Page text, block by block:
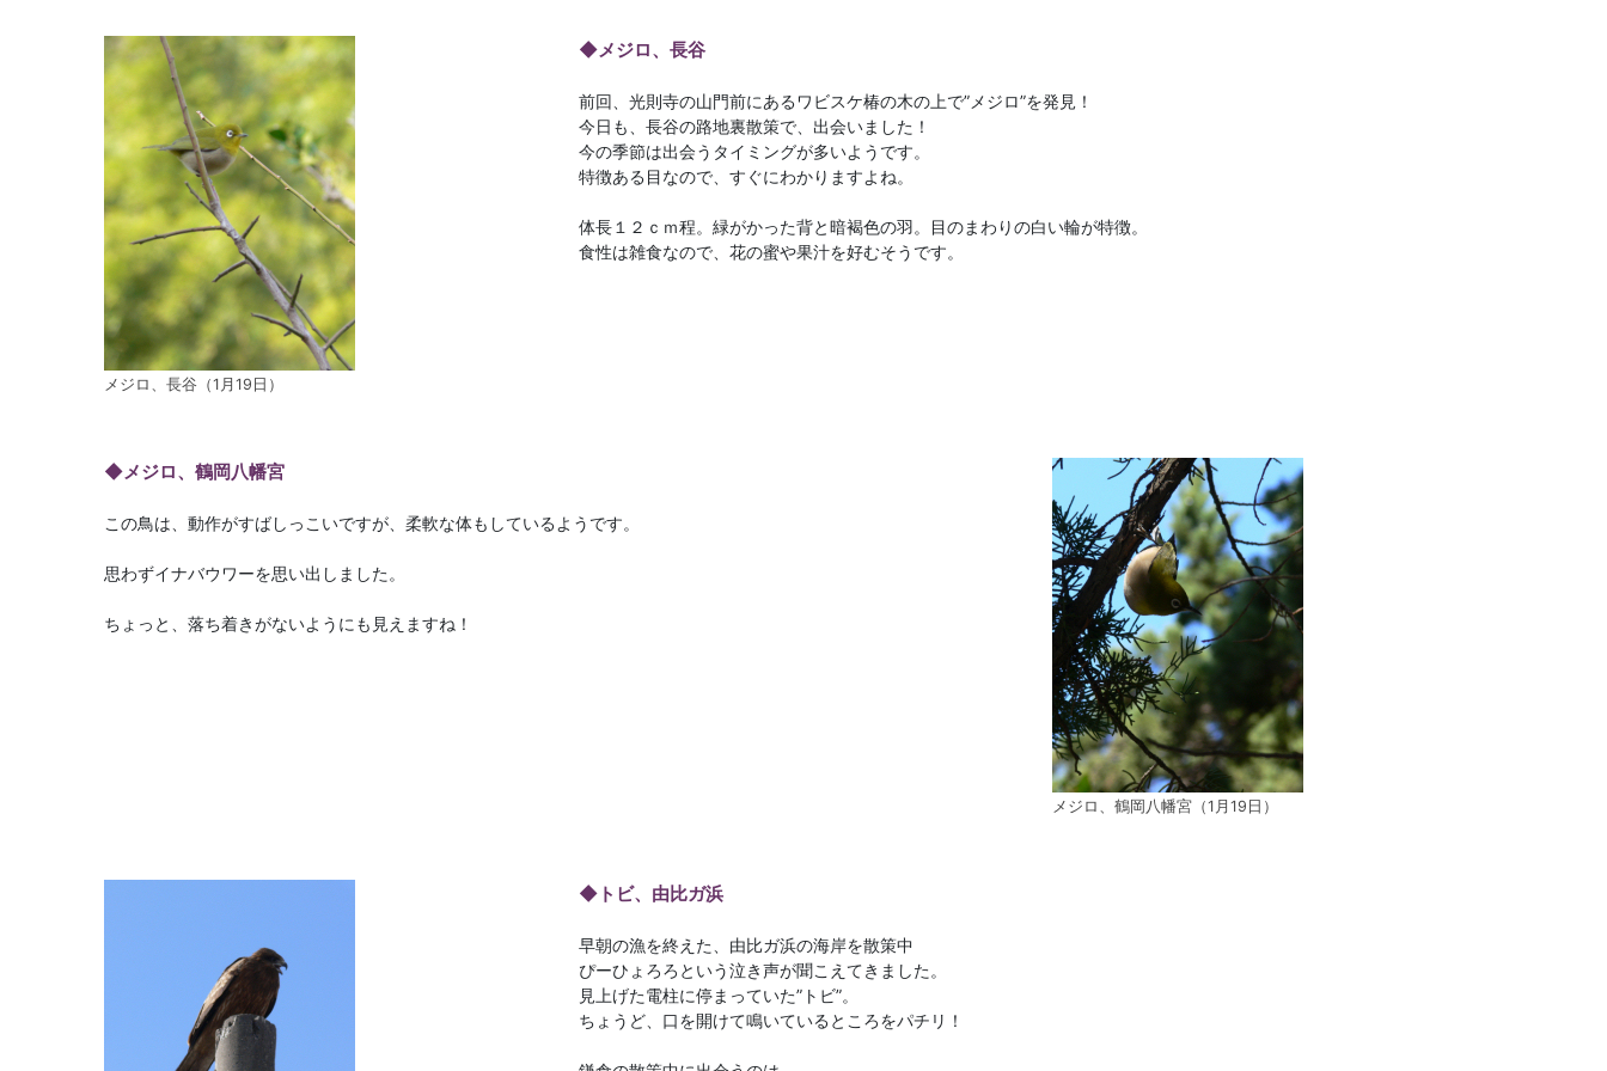
メジロ、長谷（1月19日）
◆メジロ、長谷
前回、光則寺の山門前にあるワビスケ椿の木の上で”メジロ”を発見！
今日も、長谷の路地裏散策で、出会いました！
今の季節は出会うタイミングが多いようです。
特徴ある目なので、すぐにわかりますよね。
体長１２ｃｍ程。緑がかった背と暗褐色の羽。目のまわりの白い輪が特徴。
食性は雑食なので、花の蜜や果汁を好むそうです。
◆メジロ、鶴岡八幡宮
この鳥は、動作がすばしっこいですが、柔軟な体もしているようです。
思わずイナバウワーを思い出しました。
ちょっと、落ち着きがないようにも見えますね！
メジロ、鶴岡八幡宮（1月19日）
◆トビ、由比ガ浜
早朝の漁を終えた、由比ガ浜の海岸を散策中
ぴーひょろろという泣き声が聞こえてきました。
見上げた電柱に停まっていた”トビ”。
ちょうど、口を開けて鳴いているところをパチリ！